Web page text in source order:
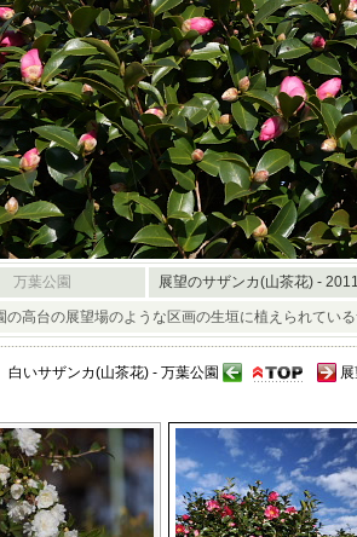
万葉公園 展望のサザンカ(山茶花) -
の高台の展望場のような区画の生垣に植えられてい
白いサザンカ(山茶花) - 万葉公園